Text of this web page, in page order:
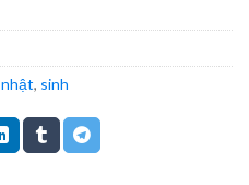
nhật, sinh